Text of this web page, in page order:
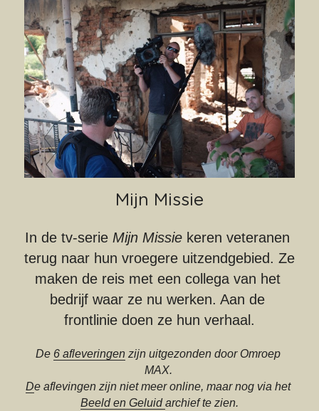
Mijn Missie
In de tv-serie Mijn Missie keren veteranen
terug naar hun vroegere uitzendgebied. Ze
maken de reis met een collega van het
bedrijf waar ze nu werken. Aan de
frontlinie doen ze hun verhaal.
De 6 afleveringen zijn uitgezonden door Omroep
MAX.
D
e aflevingen zijn niet meer online, maar nog via het
Beeld en Geluid archief te zien.